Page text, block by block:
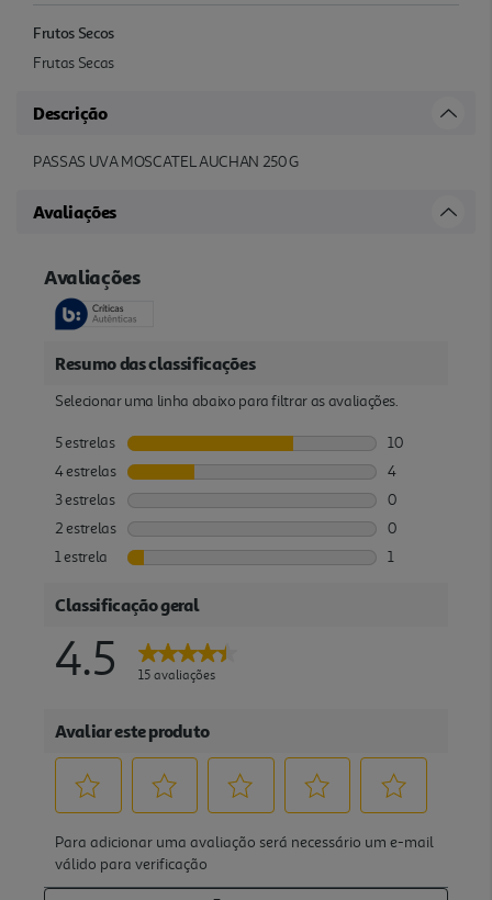
Frutos Secos
Frutas Secas
Descrição
PASSAS UVA MOSCATEL AUCHAN 250 G
Avaliações